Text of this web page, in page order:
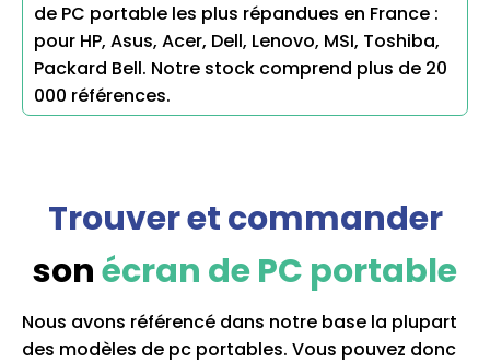
de PC portable les plus répandues en France :
pour HP, Asus, Acer, Dell, Lenovo, MSI, Toshiba,
Packard Bell. Notre stock comprend plus de 20
000 références.
Trouver et commander
sonécran de PC portable
Nous avons référencé dans notre base la plupart
des modèles de pc portables. Vous pouvez donc